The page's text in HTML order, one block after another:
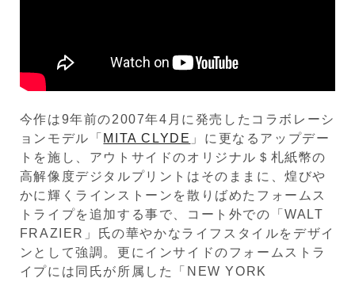
今作は9年前の2007年4月に発売したコラボレーシ
ョンモデル「 MITA CLYDE 」に更なるアップデー
トを施し、アウトサイドのオリジナル＄札紙幣の
高解像度デジタルプリントはそのままに、煌びや
かに輝くラインストーンを散りばめたフォームス
トライプを追加する事で、コート外での「WALT
FRAZIER」氏の華やかなライフスタイルをデザイ
ンとして強調。更にインサイドのフォームストラ
イプには同氏が所属した「NEW YORK